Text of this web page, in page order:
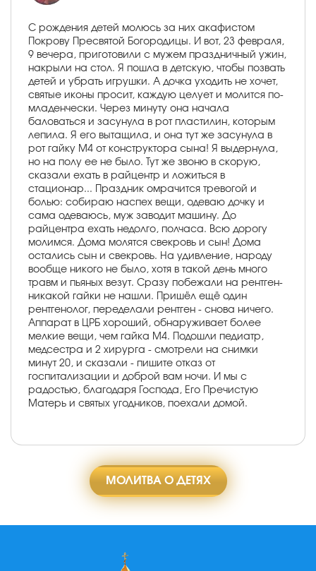
С рождения детей молюсь за них акафистом
Покрову Пресвятой Богородицы. И вот, 23 февраля,
9 вечера, приготовили с мужем праздничный ужин,
накрыли на стол. Я пошла в детскую, чтобы позвать
детей и убрать игрушки. А дочка уходить не хочет,
святые иконы просит, каждую целует и молится по-
младенчески. Через минуту она начала
баловаться и засунула в рот пластилин, которым
лепила. Я его вытащила, и она тут же засунула в
рот гайку М4 от конструктора сына! Я выдернула,
но на полу ее не было. Тут же звоню в скорую,
сказали ехать в райцентр и ложиться в
стационар... Праздник омрачится тревогой и
болью: собираю наспех вещи, одеваю дочку и
сама одеваюсь, муж заводит машину. До
райцентра ехать недолго, полчаса. Всю дорогу
молимся. Дома молятся свекровь и сын! Дома
остались сын и свекровь. На удивление, народу
вообще никого не было, хотя в такой день много
травм и пьяных везут. Сразу побежали на рентген-
никакой гайки не нашли. Пришёл ещё один
рентгенолог, переделали рентген - снова ничего.
Аппарат в ЦРБ хороший, обнаруживает более
мелкие вещи, чем гайка М4. Подошли педиатр,
медсестра и 2 хирурга - смотрели на снимки
минут 20, и сказали - пишите отказ от
госпитализации и доброй вам ночи. И мы с
радостью, благодаря Господа, Его Пречистую
Матерь и святых угодников, поехали домой.
МОЛИТВА О ДЕТЯХ